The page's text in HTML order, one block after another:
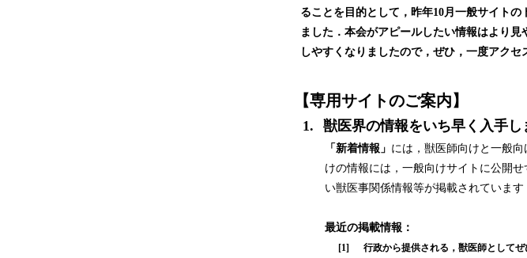
ることを目的として，昨年10月一般サイト
ました．本会がアピールしたい情報はより
しやすくなりましたので，ぜひ，一度アクセ
【専用サイトのご案内】
1. 獣医界の情報をいち早く入手し
「新着情報」 には，獣医師向けと一般
けの情報には，一般向けサイトに公開
い獣医事関係情報等が掲載されています
最近の掲載情報：
[1]
行政から提供される，獣医師として